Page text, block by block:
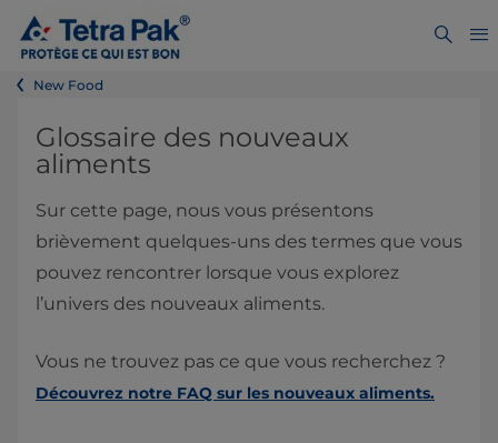
New Food
Glossaire des nouveaux
aliments
Sur cette page, nous vous présentons
brièvement quelques-uns des termes que vous
pouvez rencontrer lorsque vous explorez
l’univers des nouveaux aliments.
Vous ne trouvez pas ce que vous recherchez ?
Découvrez notre FAQ sur les nouveaux aliments.